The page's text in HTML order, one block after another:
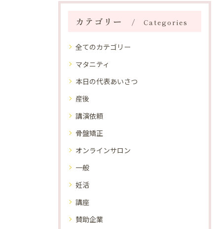
カテゴリー Categories
全てのカテゴリー
マタニティ
本日の代表あいさつ
産後
講演依頼
骨盤矯正
オンラインサロン
一般
妊活
講座
賛助企業